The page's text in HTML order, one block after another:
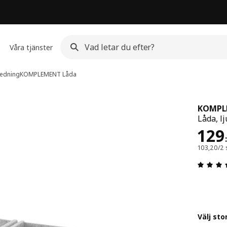
Våra tjänster
KOMPLEMENT Låda
Låda,
129:
103,20/2
Välj